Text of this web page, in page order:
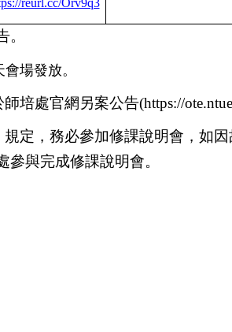
reurl.cc/Orv9q3
場發放。
培處官網另案公告(https://
定，務必參加修課說明會，如
與完成修課說明會。